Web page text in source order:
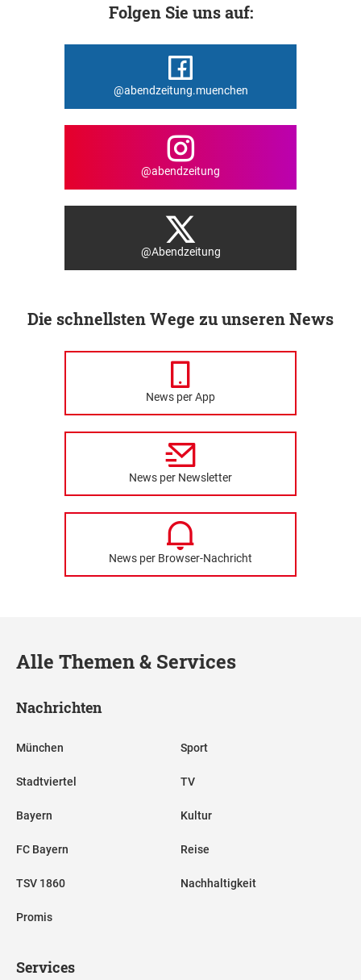
Folgen Sie uns auf:
@abendzeitung.muenchen
@abendzeitung
@Abendzeitung
Die schnellsten Wege zu unseren News
News per App
News per Newsletter
News per Browser-Nachricht
Alle Themen & Services
Nachrichten
München
Stadtviertel
Bayern
FC Bayern
TSV 1860
Promis
Sport
TV
Kultur
Reise
Nachhaltigkeit
Services